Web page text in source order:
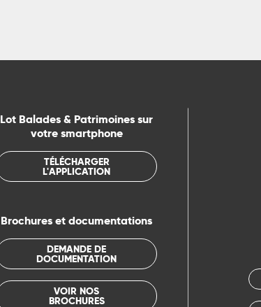
Lot Balades & Patrimoines sur
votre smartphone
TÉLÉCHARGER
L'APPLICATION
Brochures et documentations
DEMANDE DE
DOCUMENTATION
VOIR NOS
BROCHURES